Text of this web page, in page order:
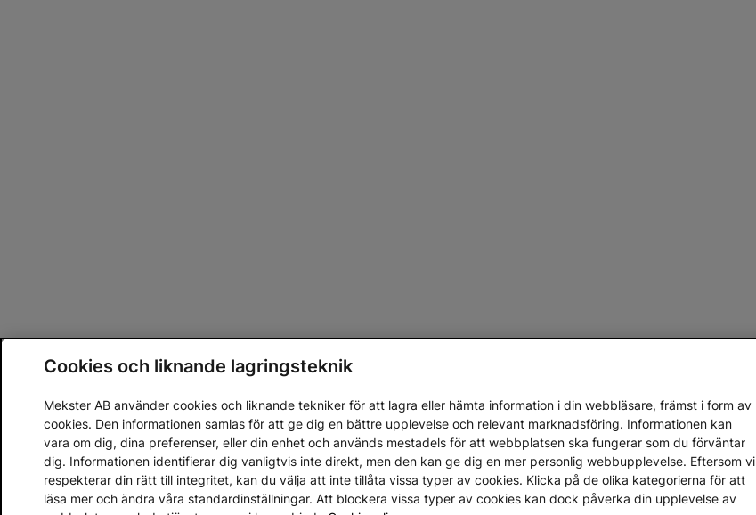
Cookies och liknande lagringsteknik
Mekster AB använder cookies och liknande tekniker för att lagra eller hämta information i din webbläsare, främst i form av
cookies. Den informationen samlas för att ge dig en bättre upplevelse och relevant marknadsföring. Informationen kan
vara om dig, dina preferenser, eller din enhet och används mestadels för att webbplatsen ska fungerar som du förväntar
dig. Informationen identifierar dig vanligtvis inte direkt, men den kan ge dig en mer personlig webbupplevelse. Eftersom vi
respekterar din rätt till integritet, kan du välja att inte tillåta vissa typer av cookies. Klicka på de olika kategorierna för att
läsa mer och ändra våra standardinställningar. Att blockera vissa typer av cookies kan dock påverka din upplevelse av